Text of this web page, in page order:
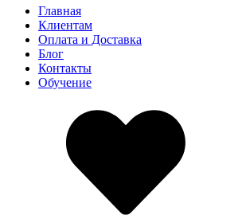
Главная
Клиентам
Оплата и Доставка
Блог
Контакты
Обучение